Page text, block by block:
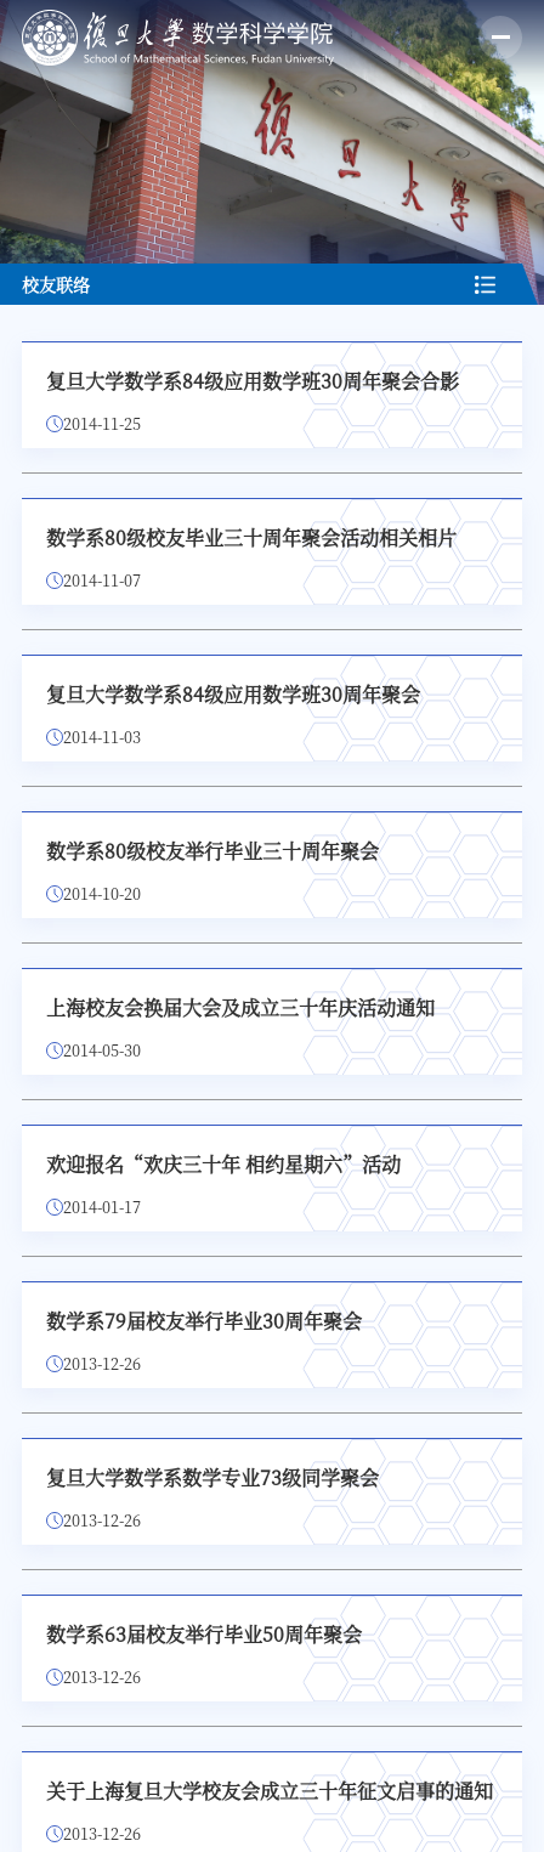
校友联络
复旦大学数学系84级应用数学班30周年聚会合影
2014-11-25
数学系80级校友毕业三十周年聚会活动相关相片
2014-11-07
复旦大学数学系84级应用数学班30周年聚会
2014-11-03
数学系80级校友举行毕业三十周年聚会
2014-10-20
上海校友会换届大会及成立三十年庆活动通知
2014-05-30
欢迎报名“欢庆三十年 相约星期六”活动
2014-01-17
数学系79届校友举行毕业30周年聚会
2013-12-26
复旦大学数学系数学专业73级同学聚会
2013-12-26
数学系63届校友举行毕业50周年聚会
2013-12-26
关于上海复旦大学校友会成立三十年征文启事的通知
2013-12-26